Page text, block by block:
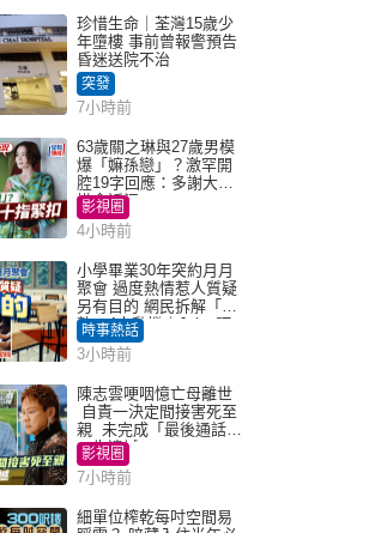
珍惜生命｜荃灣15歲少
年墮樓 事前曾報警預告
昏迷送院不治
突發
7小時前
63歲關之琳與27歲男模
爆「嫲孫戀」？激罕開
腔19字回應：多謝大家
掛念近況
影視圈
4小時前
小學畢業30年突約月月
聚會 過度熱情惹人質疑
另有目的 網民拆解「扮
熟」4大動機｜Juicy叮
時事熱話
3小時前
陳志雲哽咽憶亡母離世
自責一決定間接害死至
親 未完成「最後通話」
一生遺憾
影視圈
7小時前
細單位榨乾每吋空間易